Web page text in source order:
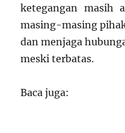
ketegangan masih
masing-masing
dan menjaga
meski terbatas.
Baca juga: